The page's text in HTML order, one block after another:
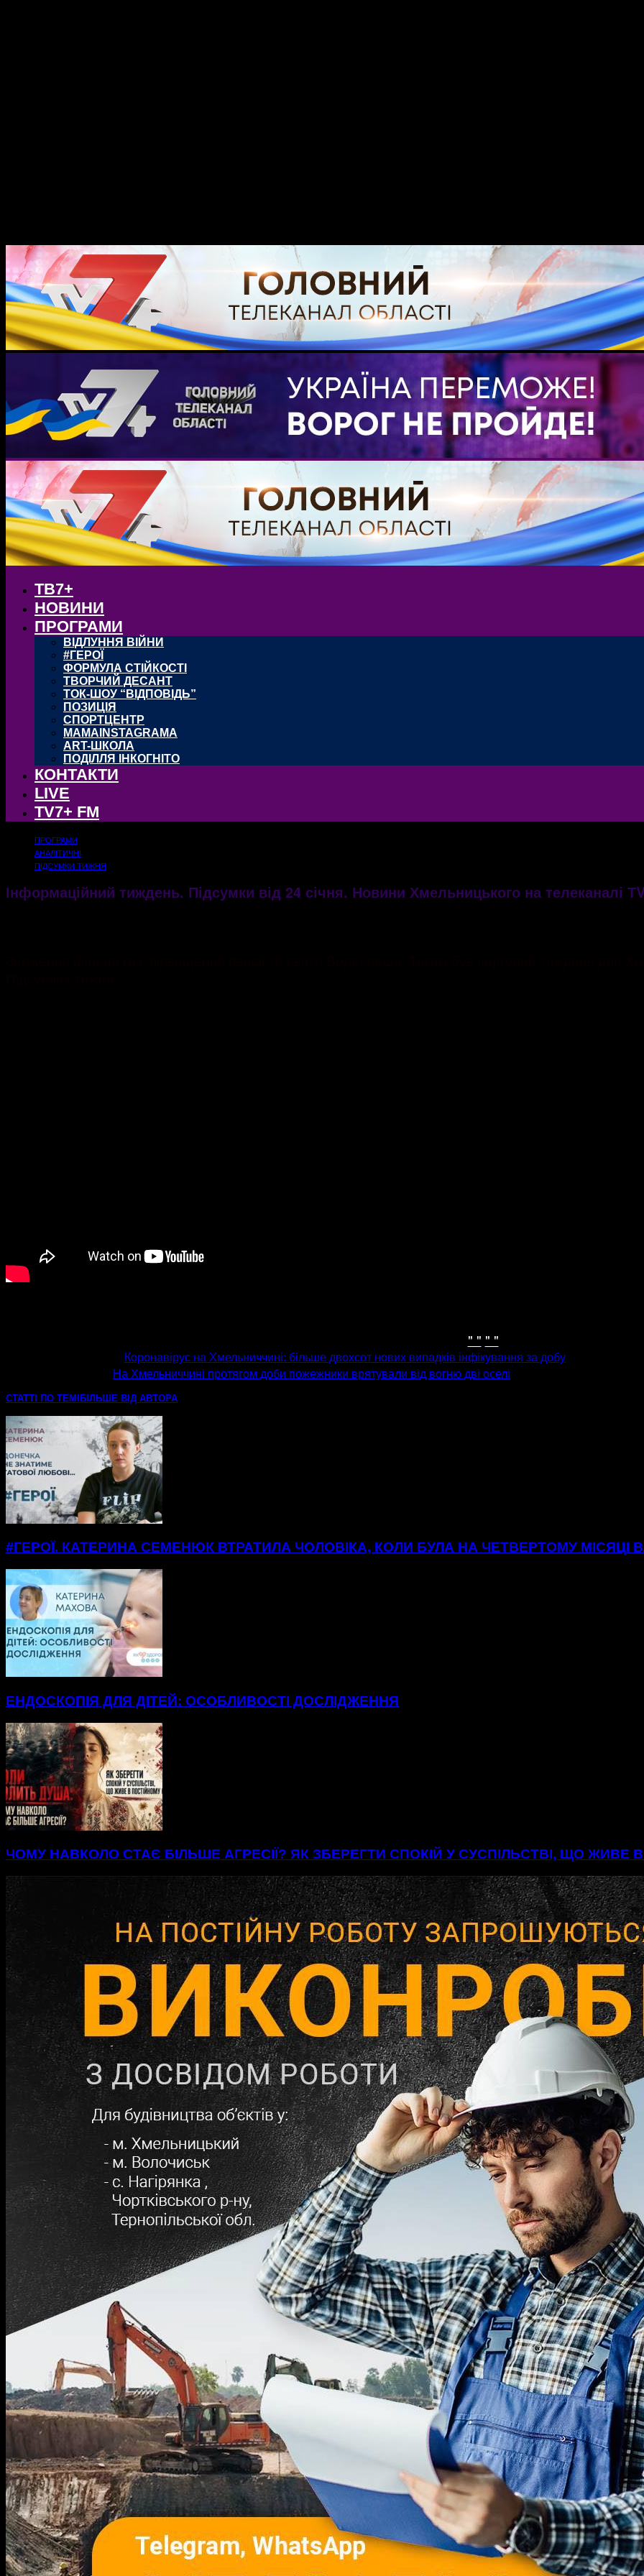
ТВ7+
НОВИНИ
ПРОГРАМИ
ВІДЛУННЯ ВІЙНИ
#ГЕРОЇ
ФОРМУЛА СТІЙКОСТІ
ТВОРЧИЙ ДЕСАНТ
ТОК-ШОУ “ВІДПОВІДЬ”
ПОЗИЦІЯ
СПОРТЦЕНТР
MAMAINSTAGRAMA
ART-ШКОЛА
ПОДІЛЛЯ ІНКОГНІТО
КОНТАКТИ
LIVE
TV7+ FM
ПРОГРАМИ
АНАЛІТИЧНІ
ПІДСУМКИ ТИЖНЯ
Інформаційний тиждень. Підсумки від 24 січня. Новини Хмельницького на телеканалі
" " " "
Коронавірус на Хмельниччині: більше двохсот нових випадків інфікування за добу
На Хмельниччині протягом доби пожежники врятували від вогню дві оселі
СТАТТІ ПО ТЕМІ БІЛЬШЕ ВІД АВТОРА
#ГЕРОЇ. КАТЕРИНА СЕМЕНЮК ВТРАТИЛА ЧОЛОВІКА, КОЛИ БУЛА НА ЧЕТВЕРТОМУ МІСЯЦІ
ЕНДОСКОПІЯ ДЛЯ ДІТЕЙ: ОСОБЛИВОСТІ ДОСЛІДЖЕННЯ
ЧОМУ НАВКОЛО СТАЄ БІЛЬШЕ АГРЕСІЇ? ЯК ЗБЕРЕГТИ СПОКІЙ У СУСПІЛЬСТВІ, ЩО ЖИВЕ